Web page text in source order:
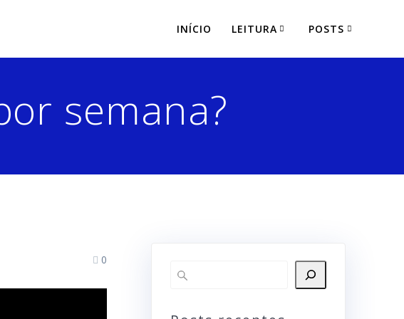
INÍCIO LEITURA POSTS
semana?
0